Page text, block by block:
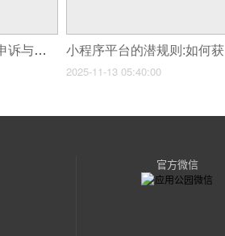
小程序被下架了,如何申诉与恢复?
2025-11-13 05:40:00
官方微信